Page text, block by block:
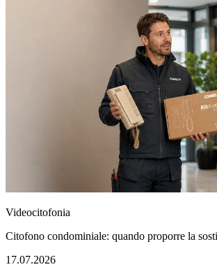
Videocitofonia
Citofono condominiale: quando proporre la
17.07.2026